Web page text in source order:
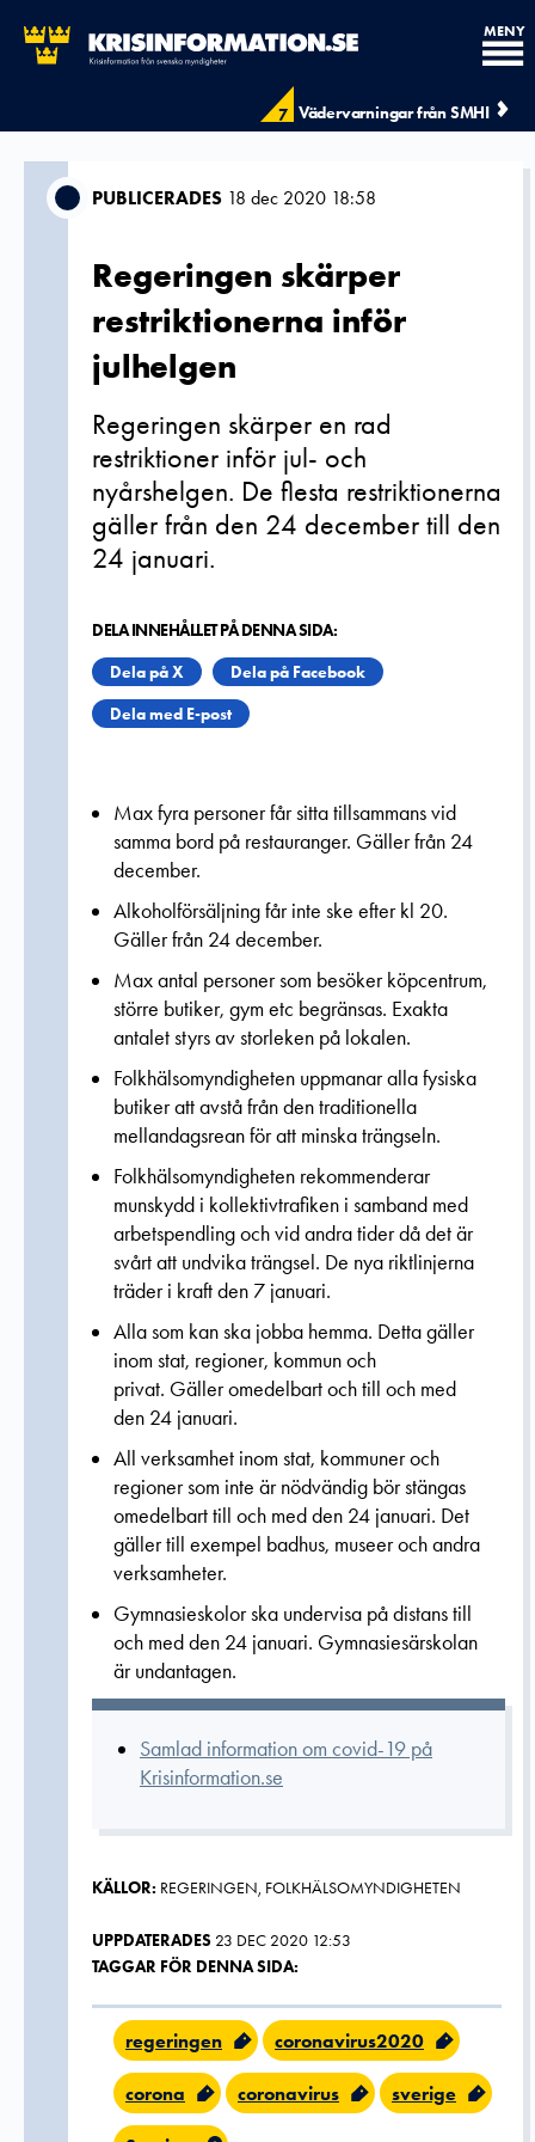
7 Vädervarningar från SMHI
MENY
PUBLICERADES 18 dec 2020 18:58
Regeringen skärper
restriktionerna inför
julhelgen
Regeringen skärper en rad
restriktioner inför jul- och
nyårshelgen. De flesta restriktionerna
gäller från den 24 december till den
24 januari.
DELA INNEHÅLLET PÅ DENNA SIDA:
Dela på X
Dela på Facebook
Dela med E-post
Max fyra personer får sitta tillsammans vid
samma bord på restauranger. Gäller från 24
december.
Alkoholförsäljning får inte ske efter kl 20.
Gäller från 24 december.
Max antal personer som besöker köpcentrum,
större butiker, gym etc begränsas. Exakta
antalet styrs av storleken på lokalen.
Folkhälsomyndigheten uppmanaralla fysiska
butiker att avstå från den traditionella
mellandagsrean för att minska trängseln.
Folkhälsomyndigheten rekommenderar
munskydd i kollektivtrafiken i samband med
arbetspendling och vid andra tider då det är
svårt att undvika trängsel. De nya riktlinjerna
träder i kraft den 7 januari.
Alla som kan ska jobba hemma. Detta gäller
inom stat, regioner, kommun och
privat. Gäller omedelbart och till och med
den 24 januari.
All verksamhet inom stat, kommuner och
regioner som inte är nödvändig bör stängas
omedelbart till och med den 24 januari. Det
gäller till exempel badhus, museer och andra
verksamheter.
Gymnasieskolor ska undervisa på distans till
och med den 24 januari. Gymnasiesärskolan
är undantagen.
Samlad information om covid-19 på
Krisinformation.se
KÄLLOR: REGERINGEN, FOLKHÄLSOMYNDIGHETEN
UPPDATERADES 23 DEC 2020 12:53
TAGGAR FÖR DENNA SIDA:
regeringen coronavirus2020
corona coronavirus sverige